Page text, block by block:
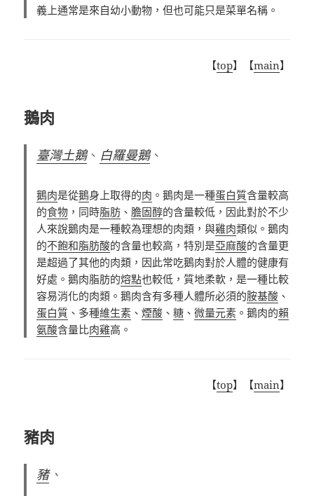
義上通常是來自幼小動物，但也可能只是菜單名稱。
【top】【main】
鵝肉
臺灣土鵝、 白羅曼鵝、
鵝肉是從鵝身上取得的肉 。鵝肉是一種蛋白質含量較高
的食物 ，同時脂肪 、膽固醇的含量較低，因此對於不少
人來說鵝肉是一種較為理想的肉類，與雞肉類似。鵝肉
的不飽和脂肪酸的含量也較高，特別是亞麻酸的含量更
是超過了其他的肉類，因此常吃鵝肉對於人體的健康有
好處。鵝肉脂肪的熔點也較低，質地柔軟，是一種比較
容易消化的肉類。鵝肉含有多種人體所必須的胺基酸 、
蛋白質 、多種維生素 、煙酸 、糖 、微量元素 。鵝肉的賴
氨酸含量比肉雞高。
【top】【main】
豬肉
豬、